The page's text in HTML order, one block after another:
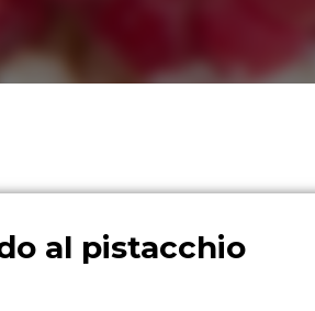
al pistacchio